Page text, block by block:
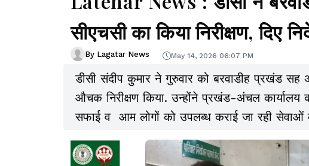
सीएचसी का किया निरीक्षण, दिए
By Lagatar News May 14, 2026 06:07 PM
डीसी संदीप कुमार ने गुरुवार को बरवाडीह प्रखंड सह
औचक निरीक्षण किया. उन्होंने प्रखंड-अंचल कार्यालय
सफाई व आम लोगों को उपलब्ध कराई जा रही सेवाओं